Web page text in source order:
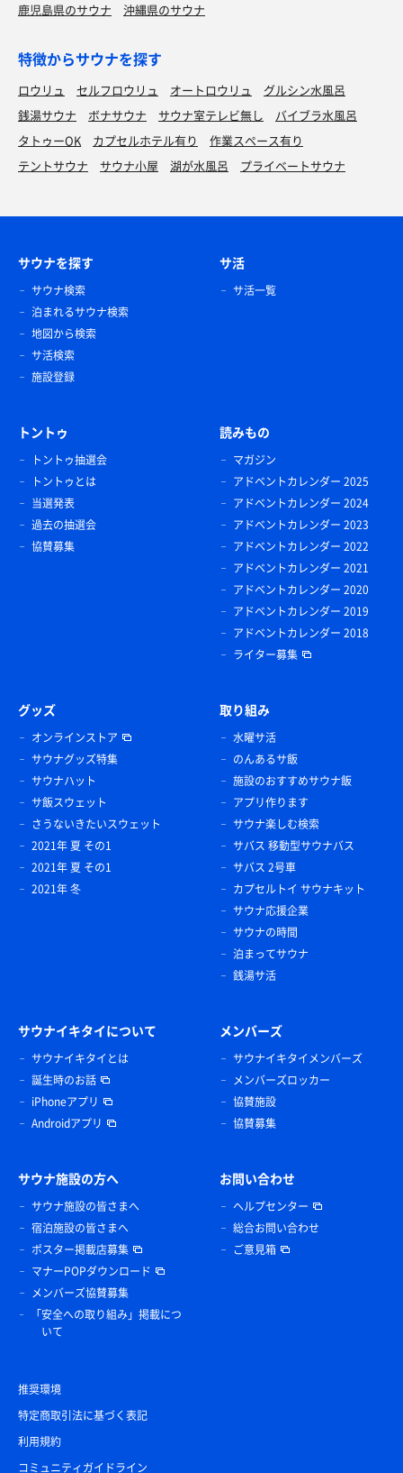
鹿児島県のサウナ
沖縄県のサウナ
特徴からサウナを探す
ロウリュ セルフロウリュ オートロウリュ
グルシン水風呂
銭湯サウナ
ボナサウナ サウナ室テレビ無し
バイブラ水風呂
タトゥーOK
カプセルホテル有り
作業スペース有り
テントサウナ
サウナ小屋 湖が水風呂 プライベートサウナ
サウナを探す
サウナ検索
泊まれるサウナ検索
地図から検索
サ活検索
施設登録
サ活
サ活一覧
トントゥ
トントゥ抽選会
トントゥとは
当選発表
過去の抽選会
協賛募集
読みもの
マガジン
アドベントカレンダー 2025
アドベントカレンダー 2024
アドベントカレンダー 2023
アドベントカレンダー 2022
アドベントカレンダー 2021
アドベントカレンダー 2020
アドベントカレンダー 2019
アドベントカレンダー 2018
ライター募集
グッズ
オンラインストア
サウナグッズ特集
サウナハット
サ飯スウェット
さうないきたいスウェット
2021年 夏 その1
2021年 夏 その1
2021年 冬
取り組み
水曜サ活
のんあるサ飯
施設のおすすめサウナ飯
アプリ作ります
サウナ楽しむ検索
サバス 移動型サウナバス
サバス 2号車
カプセルトイ サウナキット
サウナ応援企業
サウナの時間
泊まってサウナ
銭湯サ活
サウナイキタイについて
サウナイキタイとは
誕生時のお話
iPhoneアプリ
Androidアプリ
メンバーズ
サウナイキタイメンバーズ
メンバーズロッカー
協賛施設
協賛募集
サウナ施設の方へ
サウナ施設の皆さまへ
宿泊施設の皆さまへ
ポスター掲載店募集
マナーPOPダウンロード
メンバーズ協賛募集
「安全への取り組み」掲載につ
いて
お問い合わせ
ヘルプセンター
総合お問い合わせ
ご意見箱
推奨環境
特定商取引法に基づく表記
利用規約
コミュニティガイドライン